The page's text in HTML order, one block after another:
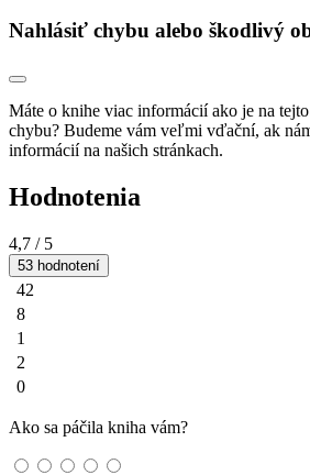
Nahlásiť chybu alebo škodlivý
Máte o knihe viac informácií ako je na tejto
chybu? Budeme vám veľmi vďační, ak
informácií na našich stránkach.
Hodnotenia
4,7 / 5
53 hodnotení
42
8
1
2
0
Ako sa páčila kniha vám?